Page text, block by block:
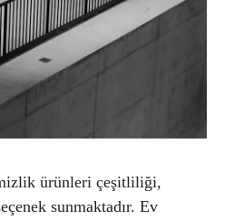
ürünleri çeşitliliği,
sunmaktadır. Ev